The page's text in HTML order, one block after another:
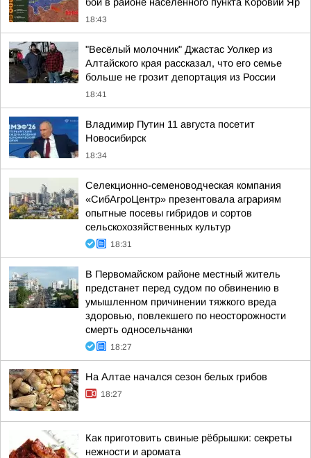
18:43
"Весёлый молочник" Джастас Уолкер из
Алтайского края рассказал, что его семье
больше не грозит депортация из России
18:41
Владимир Путин 11 августа посетит
Новосибирск
18:34
Cелекционно-семеноводческая компания
«СибАгроЦентр» презентовала аграриям
опытные посевы гибридов и сортов
сельскохозяйственных культур
18:31
В Первомайском районе местный житель
предстанет перед судом по обвинению в
умышленном причинении тяжкого вреда
здоровью, повлекшего по неосторожности
смерть односельчанки
18:27
На Алтае начался сезон белых грибов
18:27
Как приготовить свиные рёбрышки: секреты
нежности и аромата